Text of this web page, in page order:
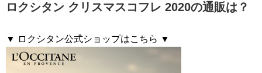
ロクシタン クリスマスコフレ 2020の通販は？
▼ ロクシタン公式ショップはこちら ▼